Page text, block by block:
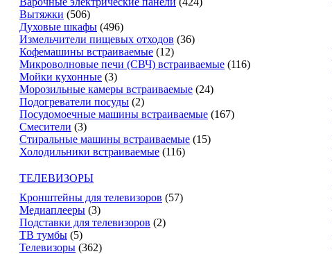
Вытяжки (506)
Духовые шкафы (496)
Измельчители пищевых отходов (36)
Кофемашины встраиваемые (12)
Микроволновые печи (СВЧ) встраиваемые (116)
Мойки кухонные (3)
Морозильные камеры встраиваемые (24)
Подогреватели посуды (2)
Посудомоечные машины встраиваемые (167)
Смесители (3)
Стиральные машины встраиваемые (15)
Холодильники встраиваемые (116)
ТЕЛЕВИЗОРЫ
Кронштейны для телевизоров (57)
Медиаплееры (3)
Подставки для телевизоров (2)
ТВ тумбы (5)
Телевизоры (362)